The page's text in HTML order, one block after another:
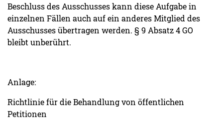
Beschluss des Ausschusses kann diese Aufgabe in
einzelnen Fällen auch auf ein anderes Mitglied des
Ausschusses übertragen werden. § 9 Absatz 4 GO
bleibt unberührt.
Anlage:
Richtlinie für die Behandlung von öffentlichen
Petitionen